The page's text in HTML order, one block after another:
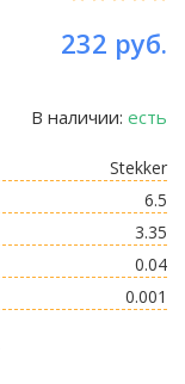
232 руб.
В наличии: есть
Stekker
6.5
3.35
0.04
0.001